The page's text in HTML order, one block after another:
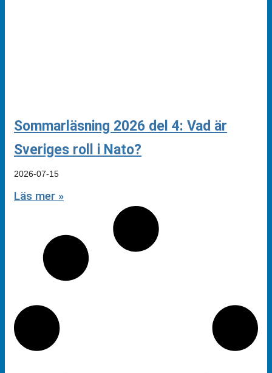
Sommarläsning 2026 del 4: Vad är
Sveriges roll i Nato?
2026-07-15
Läs mer »